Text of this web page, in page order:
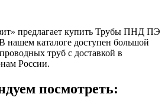
предлагает купить Трубы ПНД ПЭ
нашем каталоге доступен большой
труб с доставкой в
России.
посмотреть: